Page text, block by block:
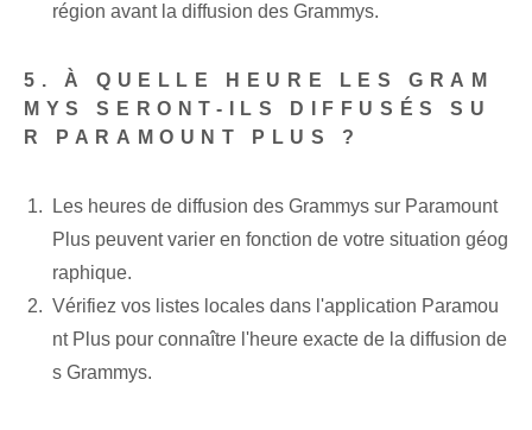
région avant la diffusion des Grammys.
5. À QUELLE HEURE LES GRAM
MYS SERONT-ILS DIFFUSÉS SU
R PARAMOUNT PLUS ?
Les heures de diffusion des Grammys sur Paramount
Plus peuvent varier en fonction de votre situation géog
raphique.
Vérifiez vos listes locales dans l'application Paramou
nt Plus pour connaître l'heure exacte de la diffusion de
s Grammys.